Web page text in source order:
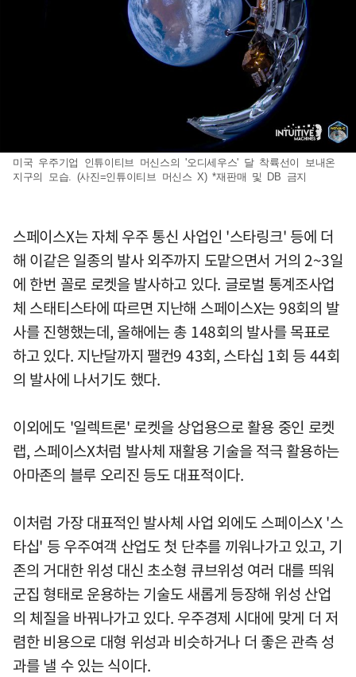
미국 우주기업 인튜이티브 머신스의 '오디세우스' 달 착륙선이 보내온
지구의 모습. (사진=인튜이티브 머신스 X) *재판매 및 DB 금지
스페이스X는 자체 우주 통신 사업인 '스타링크' 등에 더
해 이같은 일종의 발사 외주까지 도맡으면서 거의 2~3일
에 한번 꼴로 로켓을 발사하고 있다. 글로벌 통계조사업
체 스태티스타에 따르면 지난해 스페이스X는 98회의 발
사를 진행했는데, 올해에는 총 148회의 발사를 목표로
하고 있다. 지난달까지 팰컨9 43회, 스타십 1회 등 44회
의 발사에 나서기도 했다.
이외에도 '일렉트론' 로켓을 상업용으로 활용 중인 로켓
랩, 스페이스X처럼 발사체 재활용 기술을 적극 활용하는
아마존의 블루 오리진 등도 대표적이다.
이처럼 가장 대표적인 발사체 사업 외에도 스페이스X '스
타십' 등 우주여객 산업도 첫 단추를 끼워나가고 있고, 기
존의 거대한 위성 대신 초소형 큐브위성 여러 대를 띄워
군집 형태로 운용하는 기술도 새롭게 등장해 위성 산업
의 체질을 바꿔나가고 있다. 우주경제 시대에 맞게 더 저
렴한 비용으로 대형 위성과 비슷하거나 더 좋은 관측 성
과를 낼 수 있는 식이다.